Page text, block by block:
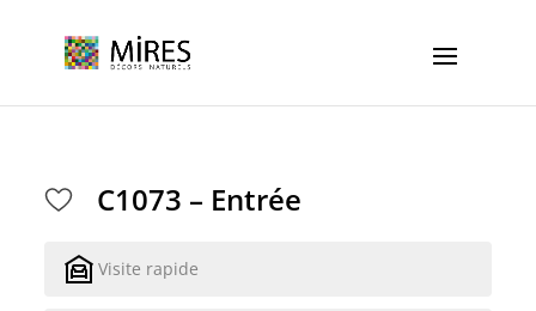
C1073 – Entrée
Visite rapide